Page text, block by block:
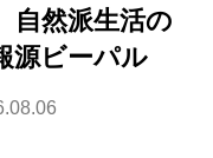
自然派生活の
源ビーパル